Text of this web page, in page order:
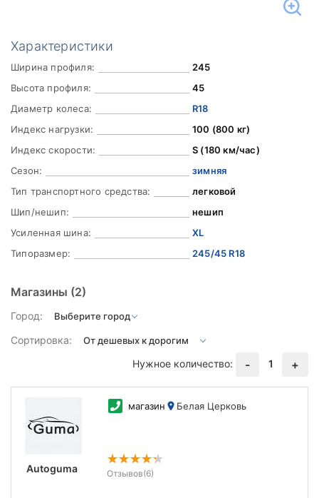
Характеристики
Ширина профиля:
245
Высота профиля:
45
Диаметр колеса:
R18
Индекс нагрузки:
100 (800 кг)
Индекс скорости:
S (180 км/час)
Сезон:
зимняя
Тип транспортного средства:
легковой
Шип/нешип:
нешип
Усиленная шина:
XL
Типоразмер:
245/45 R18
Магазины (2)
Город:
Сортировка:
Нужное количество:
- 1 +
Autoguma
магазин Белая Церковь
Отзывов(6)